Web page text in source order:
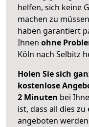
helfen, sich keine
machen zu
haben garantiert
Ihnen ohne
Köln nach Selbitz
Holen Sie sich
kostenlose
2 Minuten bei
ist, dass all dies
angeboten